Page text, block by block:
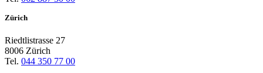
Zürich
Riedtlistrasse 27
8006 Zürich
Tel. 044 350 77 00